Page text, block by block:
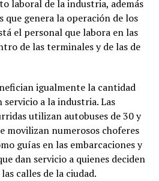
laboral de la industria, además
que genera la operación de los
el personal que labora en las
de las terminales y de las de
igualmente la cantidad
a la industria. Las
utilizan autobuses de 30 y
movilizan numerosos choferes
guías en las embarcaciones y
dan servicio a quienes deciden
calles de la ciudad.